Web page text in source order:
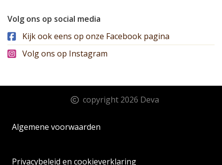
Volg ons op social media
Kijk ook eens op onze Facebook pagina
Volg ons op Instagram
copyright 2026 Deva
Algemene voorwaarden
Privacybeleid en cookieverklaring